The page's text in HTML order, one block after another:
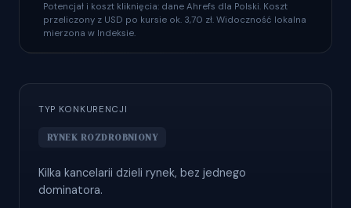
Potencjał i koszt kliknięcia: dane Ahrefs dla Polski. Koszt
przeliczony z USD po kursie ok. 3,70 zł. Widoczność lokalna
mierzona w Indeksie.
TYP KONKURENCJI
RYNEK ROZDROBNIONY
Kilka kancelarii dzieli rynek, bez jednego
dominatora.